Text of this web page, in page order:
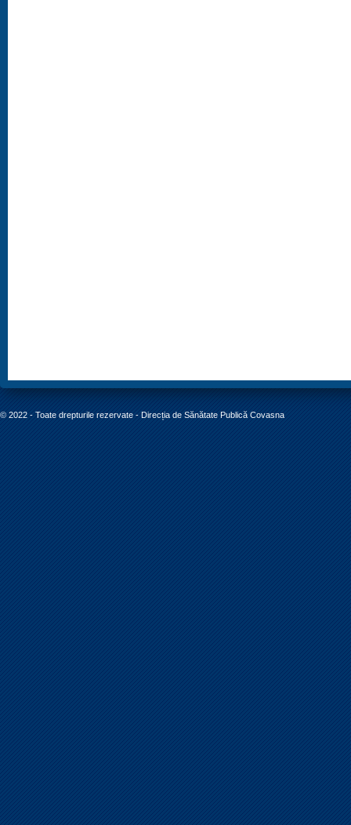
© 2022 - Toate drepturile rezervate - Direcția de Sănătate Publică Covasna